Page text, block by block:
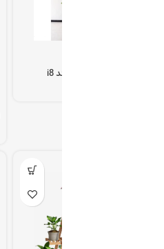
استند گلدان چوبی کد i8